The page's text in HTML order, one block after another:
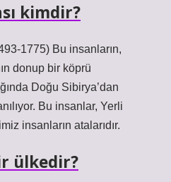
kimdir?
1775) Bu insanların,
donup bir köprü
Doğu Sibirya’dan
Bu insanlar, Yerli
insanların atalarıdır.
ülkedir?